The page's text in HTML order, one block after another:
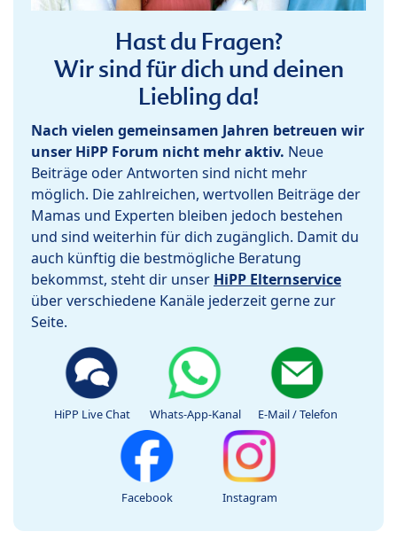
Hast du Fragen?
Wir sind für dich und deinen
Liebling da!
Nach vielen gemeinsamen Jahren betreuen wir
unser HiPP Forum nicht mehr aktiv. Neue
Beiträge oder Antworten sind nicht mehr
möglich. Die zahlreichen, wertvollen Beiträge der
Mamas und Experten bleiben jedoch bestehen
und sind weiterhin für dich zugänglich. Damit du
auch künftig die bestmögliche Beratung
bekommst, steht dir unser HiPP Elternservice
über verschiedene Kanäle jederzeit gerne zur
Seite.
HiPP Live Chat Whats-App-Kanal E-Mail / Telefon
Facebook Instagram